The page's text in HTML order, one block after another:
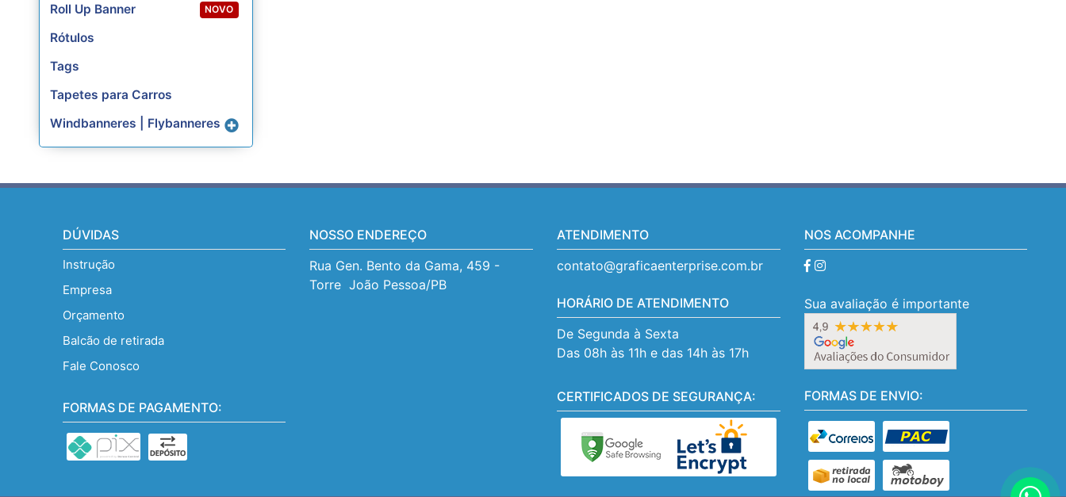
NOVO
Roll Up Banner
Rótulos
Tags
Tapetes para Carros
Windbanneres | Flybanneres
DÚVIDAS
Instrução
Empresa
Orçamento
Balcão de retirada
Fale Conosco
FORMAS DE PAGAMENTO:
NOSSO ENDEREÇO
Rua Gen. Bento da Gama, 459 -
Torre  João Pessoa/PB
ATENDIMENTO
contato@graficaenterprise.com.br
HORÁRIO DE ATENDIMENTO
De Segunda à Sexta
Das 08h às 11h e das 14h às 17h
CERTIFICADOS DE SEGURANÇA:
NOS ACOMPANHE
Sua avaliação é importante
FORMAS DE ENVIO: